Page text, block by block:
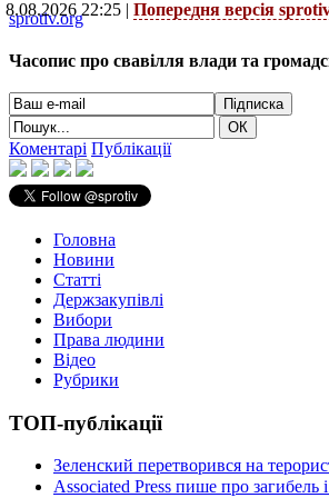
8.08.2026 22:25 | Попередня версія
sprotiv.org
Часопис про свавілля влади та
Коментарі Публікації
Головна
Новини
Статті
Держзакупівлі
Вибори
Права людини
Відео
Рубрики
ТОП-публікації
Зеленский перетворився на
Associated Press пише про загибель